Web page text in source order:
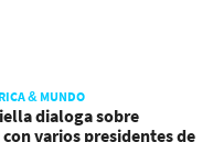
& MUNDO
dialoga sobre
varios presidentes de